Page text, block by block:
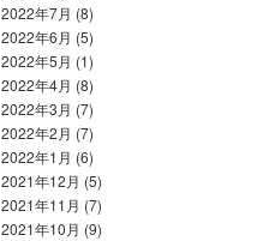
2022年7月 (8)
2022年6月 (5)
2022年5月 (1)
2022年4月 (8)
2022年3月 (7)
2022年2月 (7)
2022年1月 (6)
2021年12月 (5)
2021年11月 (7)
2021年10月 (9)